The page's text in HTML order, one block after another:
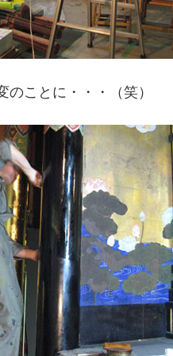
ことに・・・（笑）